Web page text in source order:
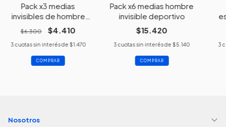
Pack x3 medias
invisibles de hombre
estampadas
$6.300 $4.410
3cuotas sin interés de $1.470
Pack x6 medias hombre
invisible deportivo
$15.420
3 cuotas sin interés de $5.140 3
Nosotros